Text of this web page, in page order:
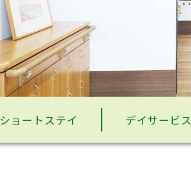
ショートステイ デイサービス